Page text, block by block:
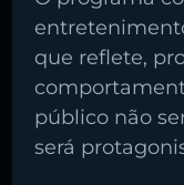
que reflete,
público não
será